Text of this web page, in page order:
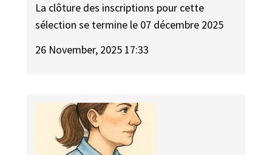
La clôture des inscriptions pour cette
sélection se termine le 07 décembre 2025
26 November, 2025 17:33